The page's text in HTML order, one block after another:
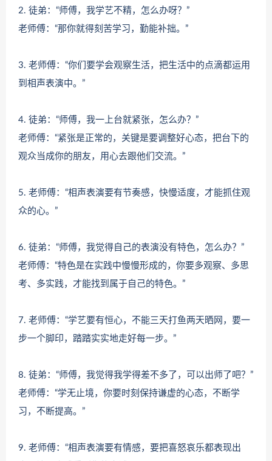
2. 徒弟：“师傅，我学艺不精，怎么办呀？”
老师傅：“那你就得刻苦学习，勤能补拙。”
3. 老师傅：“你们要学会观察生活，把生活中的点滴都运用
到相声表演中。”
4. 徒弟：“师傅，我一上台就紧张，怎么办？”
老师傅：“紧张是正常的，关键是要调整好心态，把台下的
观众当成你的朋友，用心去跟他们交流。”
5. 老师傅：“相声表演要有节奏感，快慢适度，才能抓住观
众的心。”
6. 徒弟：“师傅，我觉得自己的表演没有特色，怎么办？”
老师傅：“特色是在实践中慢慢形成的，你要多观察、多思
考、多实践，才能找到属于自己的特色。”
7. 老师傅：“学艺要有恒心，不能三天打鱼两天晒网，要一
步一个脚印，踏踏实实地走好每一步。”
8. 徒弟：“师傅，我觉得我学得差不多了，可以出师了吧？”
老师傅：“学无止境，你要时刻保持谦虚的心态，不断学
习，不断提高。”
9. 老师傅：“相声表演要有情感，要把喜怒哀乐都表现出